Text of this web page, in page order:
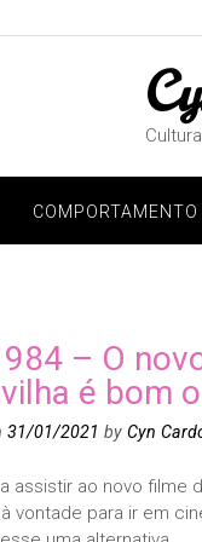
COMPORTAMENTO
– O
é bom
31/01/2021 by Cyn
assistir ao novo filme
vontade para ir em